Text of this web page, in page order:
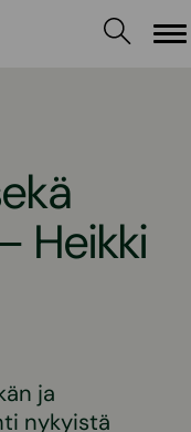
Heikki
ja
nykyistä